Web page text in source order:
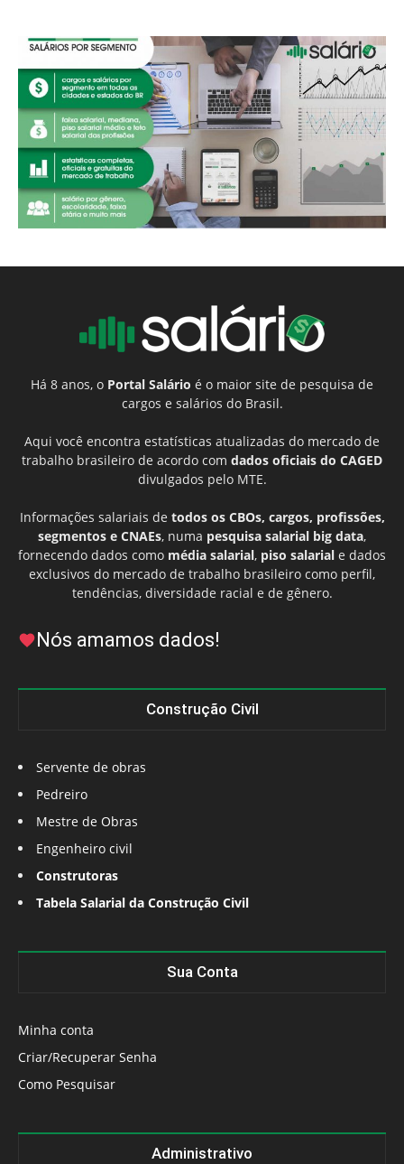
Há 8 anos, o Portal Salário é o maior site de pesquisa de
cargos e salários do Brasil.
Aqui você encontra estatísticas atualizadas do mercado de
trabalho brasileiro de acordo com dados oficiais do CAGED
divulgados pelo MTE.
Informações salariais de todos os CBOs, cargos, profissões,
segmentos e CNAEs, numa pesquisa salarial big data,
fornecendo dados como média salarial, piso salarial e dados
exclusivos do mercado de trabalho brasileiro como perfil,
tendências, diversidade racial e de gênero.
Nós amamos dados!
Construção Civil
Servente de obras
Pedreiro
Mestre de Obras
Engenheiro civil
Construtoras
Tabela Salarial da Construção Civil
Sua Conta
Minha conta
Criar/Recuperar Senha
Como Pesquisar
Administrativo